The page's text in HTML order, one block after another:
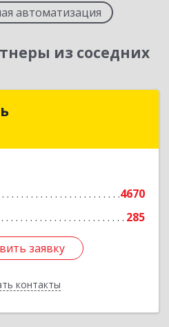
автоматизация
из соседних
4670
285
заявку
контакты
Подробнее
заявку
Назад